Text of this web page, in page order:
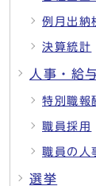
例月出納
決算統計
人事・給
特別職報
職員採用
職員の人
選挙